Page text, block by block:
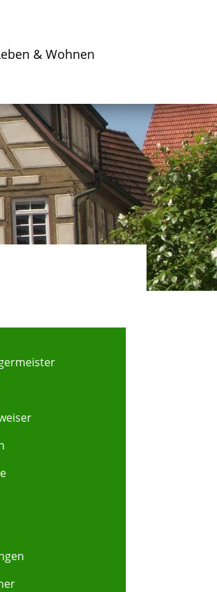
& Wohnen